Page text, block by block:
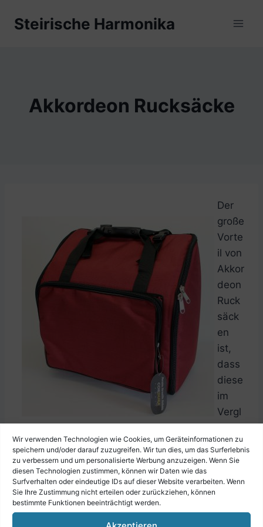
Wir verwenden Technologien wie Cookies, um Geräteinformationen zu
speichern und/oder darauf zuzugreifen. Wir tun dies, um das Surferlebnis
zu verbessern und um personalisierte Werbung anzuzeigen. Wenn Sie
diesen Technologien zustimmen, können wir Daten wie das
Surfverhalten oder eindeutige IDs auf dieser Website verarbeiten. Wenn
Sie Ihre Zustimmung nicht erteilen oder zurückziehen, können
bestimmte Funktionen beeinträchtigt werden.
InhaltSteirische Harmonika
Akkordeon Rucksäcke
Der
große
Vorte
il von
Akkor
deon
Ruck
säck
en
ist,
dass
diese
im
Vergl
zu Akkordeon Koffern relativ leicht sind.
Deswegen müssen sie nicht unbedingt weniger
robust sein.
Schnell und einfach lässt sich ein Akkordeon